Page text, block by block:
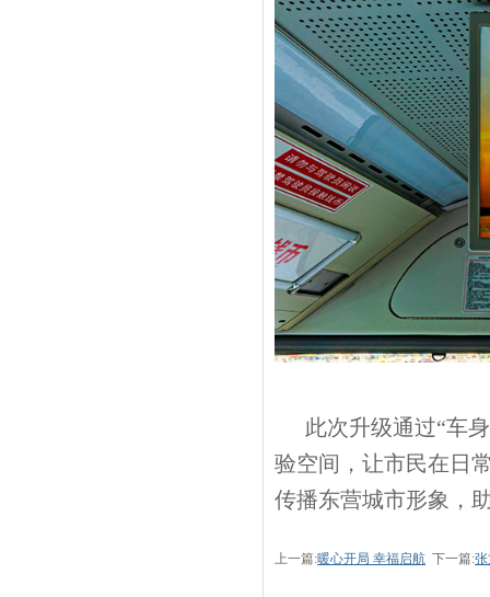
此次升级通过“车
验空间，让市民在日
传播东营城市形象，
上一篇:暖心开局 幸福启航 下一篇: